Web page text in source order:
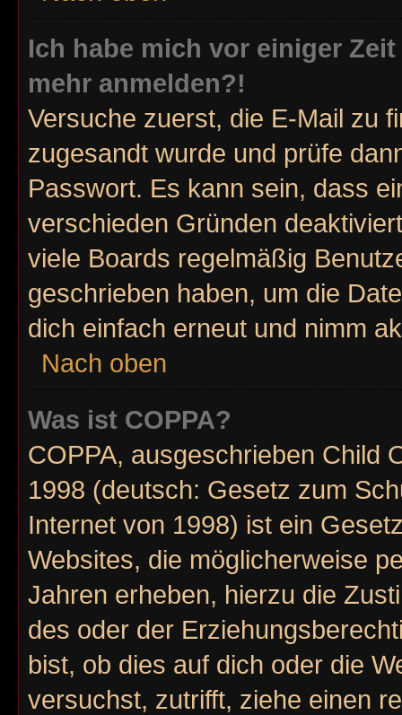
Ich habe mich vor einiger
mehr anmelden?!
Versuche zuerst, die E-Mail zu
zugesandt wurde und prüfe
Passwort. Es kann sein, dass
verschieden Gründen
viele Boards regelmäßig
geschrieben haben, um die
dich einfach erneut und nimm
Nach oben
Was ist COPPA?
COPPA, ausgeschrieben Child
1998 (deutsch: Gesetz zum
Internet von 1998) ist ein
Websites, die möglicherweise
Jahren erheben, hierzu die
des oder der
bist, ob dies auf dich oder die
versuchst, zutrifft, ziehe einen